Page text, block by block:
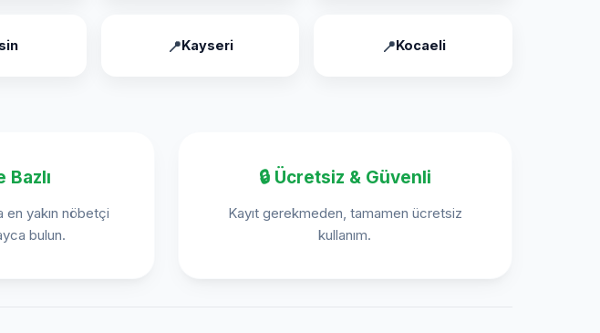
Kayseri Kocaeli
Bazlı
en yakın nöbetçi
bulun.
🔒 Ücretsiz & Güvenli
Kayıt gerekmeden, tamamen ücretsiz
kullanım.